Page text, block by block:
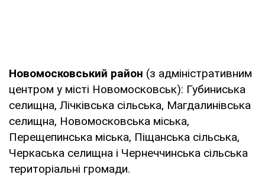
Новомосковський район (з адміністративним
центром у місті Новомосковськ): Губиниська
селищна, Лічківська сільська, Магдалинівська
селищна, Новомосковська міська,
Перещепинська міська, Піщанська сільська,
Черкаська селищна і Чернеччинська сільська
територіальні громади.